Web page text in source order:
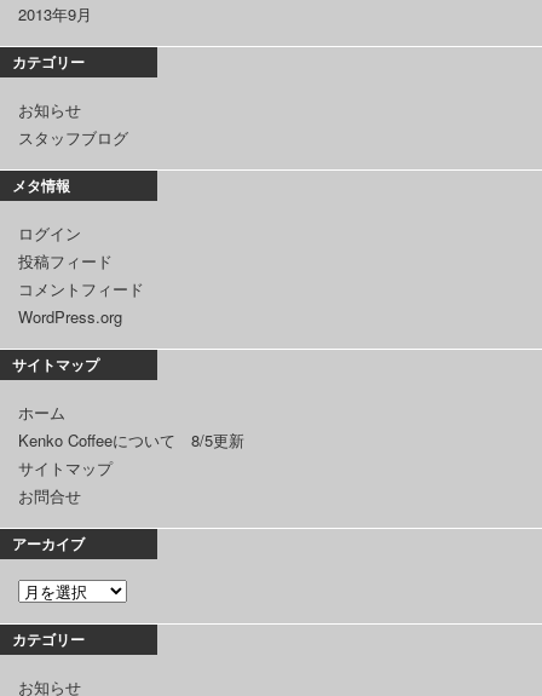
2013年9月
カテゴリー
お知らせ
スタッフブログ
メタ情報
ログイン
投稿フィード
コメントフィード
WordPress.org
サイトマップ
ホーム
Kenko Coffeeについて 8/5更新
サイトマップ
お問合せ
アーカイブ
カテゴリー
お知らせ